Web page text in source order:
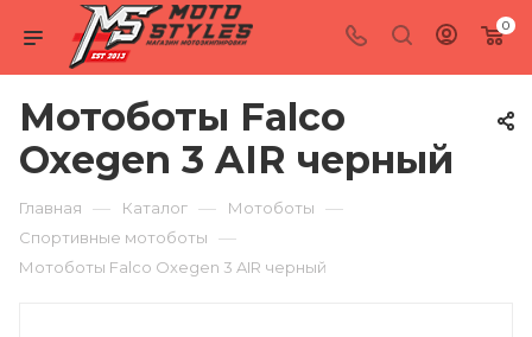
0
Мотоботы Falco
Oxegen 3 AIR черный
Главная — Каталог — Мотоботы —
Спортивные мотоботы —
Мотоботы Falco Oxegen 3 AIR черный